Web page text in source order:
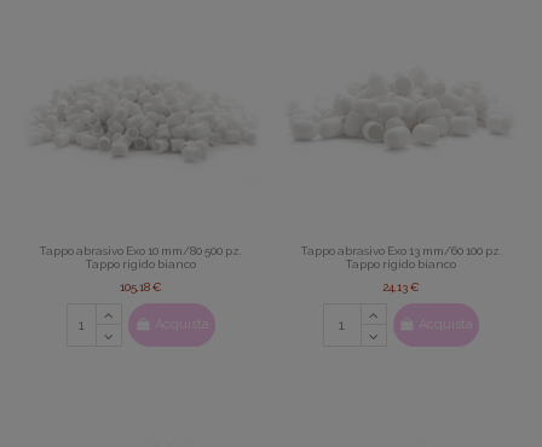
Tappo abrasivo Exo 10 mm/80 500 pz.
Tappo rigido bianco
105,18 €
Acquista
Tappo abrasivo Exo 13 mm/60 100 pz.
Tappo rigido bianco
24,13 €
Acquista